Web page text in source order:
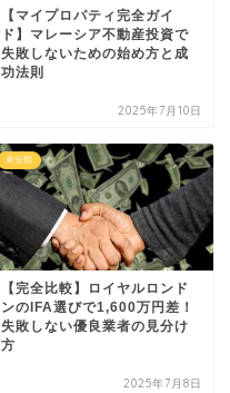
【マイプロパティ完全ガイ
ド】マレーシア不動産投資で
失敗しないための始め方と成
功法則
2025年7月10日
未分類
【完全比較】ロイヤルロンド
ンのIFA選びで1,600万円差！
失敗しない優良業者の見分け
方
2025年7月8日